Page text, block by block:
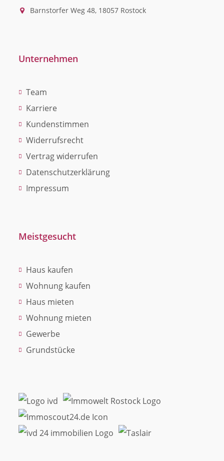
Barnstorfer Weg 48, 18057 Rostock
Unternehmen
Team
Karriere
Kundenstimmen
Widerrufsrecht
Vertrag widerrufen
Datenschutzerklärung
Impressum
Meistgesucht
Haus kaufen
Wohnung kaufen
Haus mieten
Wohnung mieten
Gewerbe
Grundstücke